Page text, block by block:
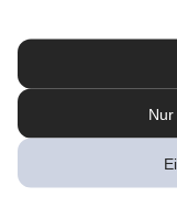
Melden Sie
sich Ihren
Apotheke